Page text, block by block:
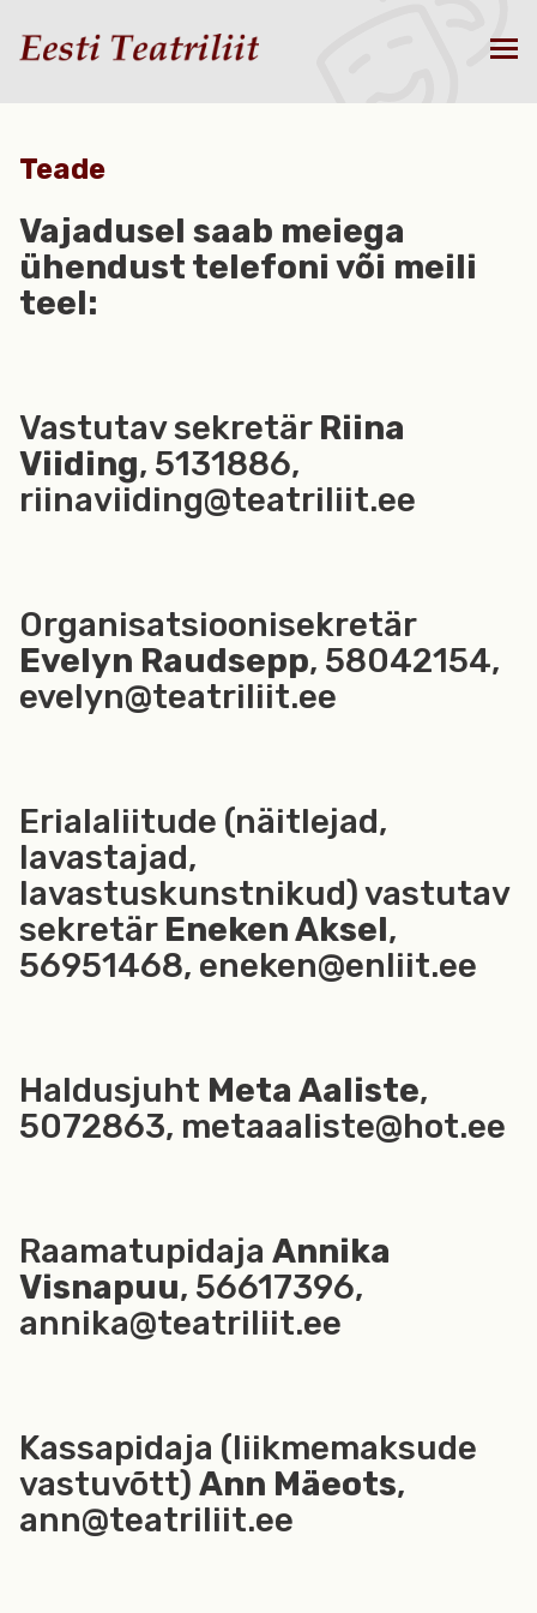
Teade
Vajadusel saab meiega
ühendust telefoni või meili
teel:
Vastutav sekretär Riina
Viiding, 5131886,
riinaviiding@teatriliit.ee
Organisatsioonisekretär
Evelyn Raudsepp, 58042154,
evelyn@teatriliit.ee
Erialaliitude (näitlejad,
lavastajad,
lavastuskunstnikud) vastutav
sekretär Eneken Aksel,
56951468, eneken@enliit.ee
Haldusjuht Meta Aaliste,
5072863, metaaaliste@hot.ee
Raamatupidaja Annika
Visnapuu, 56617396,
annika@teatriliit.ee
Kassapidaja (liikmemaksude
vastuvõtt) Ann Mäeots,
ann@teatriliit.ee